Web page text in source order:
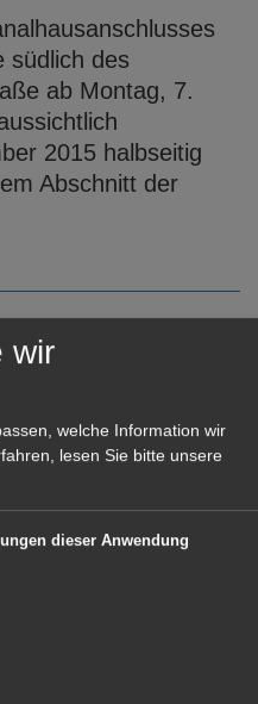
südlich des
ab Montag, 7.
2015 halbseitig
Abschnitt der
findet
2015 statt
mehr? Die
modisch gewollt
mal wieder nur
Hierfür ist das
wir
welche Information wir
lesen Sie bitte unsere
dieser Anwendung